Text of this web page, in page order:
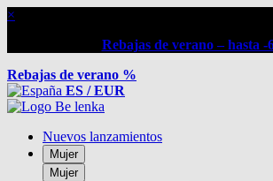
×
Rebajas de verano – hasta -
Rebajas de verano %
ES / EUR
Nuevos lanzamientos
Mujer
Mujer